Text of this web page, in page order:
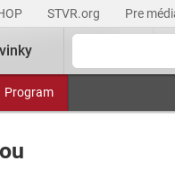
STVR.org Pre
Program